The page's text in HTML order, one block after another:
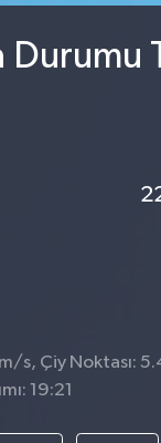
Durumu
s, Çiy Noktası:
19:21